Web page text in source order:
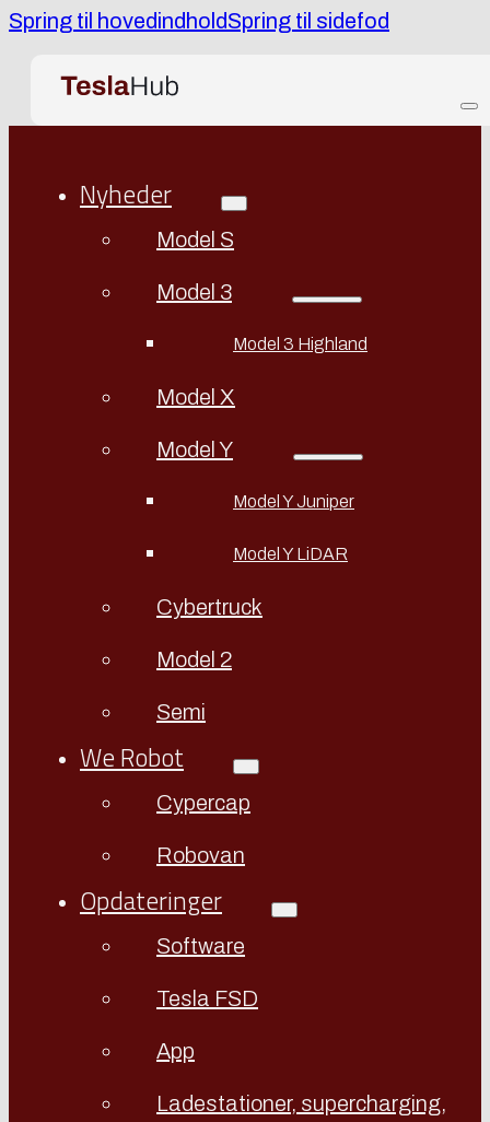
Spring til hovedindholdSpring til sidefod
Nyheder
Model S
Model 3
Model 3 Highland
Model X
Model Y
Model Y Juniper
Model Y LiDAR
Cybertruck
Model 2
Semi
We Robot
Cypercap
Robovan
Opdateringer
Software
Tesla FSD
App
Ladestationer, supercharging,